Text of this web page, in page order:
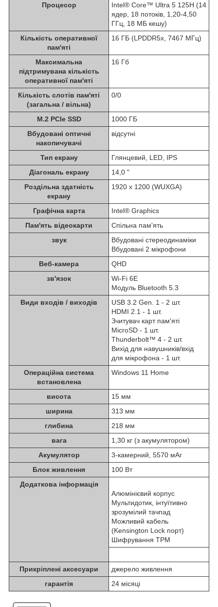
Процесор
Intel® Core™ Ultra 5 125H (14
ядер, 18 потоків, 1,20-4,50
ГГц, 18 МБ кешу)
Кількість оперативної
пам'яті
16 ГБ (LPDDR5x, 7467 МГц)
Максимальна
підтримувана кількість
оперативної пам'яті
16 Гб
Кількість слотів пам'яті
(загальна / вільна)
0/0
M.2 PCIe SSD
1000 ГБ
Вбудовані оптичні
накопичувачі
відсутні
Тип екрану
Глянцевий, LED, IPS
Діагональ екрану
14,0 "
Роздільна здатність
екрану
1920 x 1200 (WUXGA)
Графічна карта
Intel® Graphics
Пам'ять відеокарти
Спільна пам'ять
звук
Вбудовані стереодинаміки
Вбудовані 2 мікрофони
Веб-камера
QHD
зв'язок
Wi-Fi 6E
Модуль Bluetooth 5.3
Види входів / виходів
USB 3.2 Gen. 1 - 2 шт.
HDMI 2.1 - 1 шт.
Зчитувач карт пам'яті
MicroSD - 1 шт.
Thunderbolt™ 4 - 2 шт.
Вихід для навушників/вхід
для мікрофона - 1 шт.
Операційна система
встановлена
Windows 11 Home
висота
15 мм
ширина
313 мм
глибина
218 мм
вага
1,30 кг (з акумулятором)
Акумулятор
3-камерний, 5570 мАг
Блок живлення
100 Вт
Додаткова інформація
Алюмінієвий корпус
Мультидотик, інтуїтивно
зрозумілий тачпад
Можливий кабель
(Kensington Lock порт)
Шифрування TPM
Прикріплені аксесуари
джерело живлення
гарантія
24 місяці